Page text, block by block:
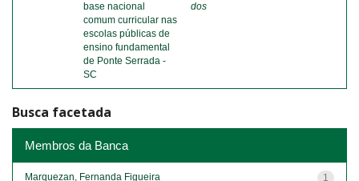
base nacional
comum curricular nas
escolas públicas de
ensino fundamental
de Ponte Serrada -
SC
dos
Busca facetada
Membros da Banca
1
Marquezan, Fernanda Figueira